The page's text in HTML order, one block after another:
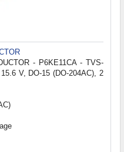
- P6KE11CA - TVS-
V, DO-15 (DO-204AC), 2